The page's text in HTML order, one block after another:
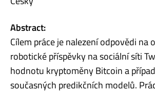
Abstract:
Cílem práce je nalezení odpovědi na
robotické příspěvky na sociální síti
hodnotu kryptoměny Bitcoin a
současných predikčních modelů.